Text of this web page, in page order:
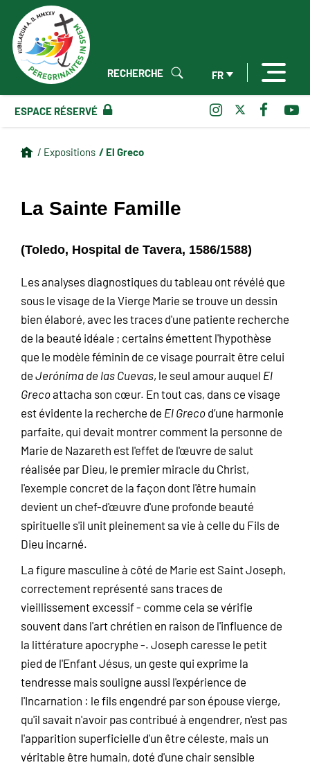
FR
RECHERCHE
ESPACE RÉSERVÉ
/ Expositions / El Greco
La Sainte Famille
(Toledo, Hospital de Tavera, 1586/1588)
Les analyses diagnostiques du tableau ont révélé que
sous le visage de la Vierge Marie se trouve un dessin
bien élaboré, avec les traces d'une patiente recherche
de la beauté idéale ; certains émettent l'hypothèse
que le modèle féminin de ce visage pourrait être celui
deJerónima de las Cuevas, le seul amour auquel El
Grecoattacha son cœur. En tout cas, dans ce visage
est évidente la recherche de El Grecod’une harmonie
parfaite, qui devait montrer comment la personne de
Marie de Nazareth est l'effet de l'œuvre de salut
réalisée par Dieu, le premier miracle du Christ,
l'exemple concret de la façon dont l'être humain
devient un chef-d'œuvre d'une profonde beauté
spirituelle s'il unit pleinement sa vie à celle du Fils de
Dieu incarné.
La figure masculine à côté de Marie est Saint Joseph,
correctement représenté sans traces de
vieillissement excessif - comme cela se vérifie
souvent dans l'art chrétien en raison de l'influence de
la littérature apocryphe -. Joseph caresse le petit
pied de l'Enfant Jésus, un geste qui exprime la
tendresse mais souligne aussi l'expérience de
l'Incarnation : le fils engendré par son épouse vierge,
qu'il savait n'avoir pas contribué à engendrer, n'est pas
l'apparition superficielle d'un être céleste, mais un
véritable être humain, doté d'une chair sensible